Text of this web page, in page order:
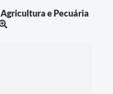
Agricultura e Pecuária